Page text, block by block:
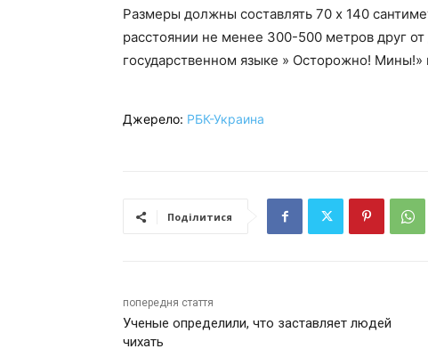
Размеры должны составлять 70 х 140
расстоянии не менее 300-500 метров друг
государственном языке » Осторожно!
Джерело: РБК-Украина
Поділитися
попередня стаття
Ученые определили, что заставляет людей
чихать